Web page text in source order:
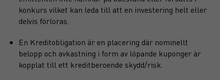
konkurs vilket kan leda till att en investering helt eller
delvis förloras.
En Kreditobligation är en placering där nominellt
belopp och avkastning i form av löpande kuponger är
kopplat till ett kreditberoende skydd/risk.